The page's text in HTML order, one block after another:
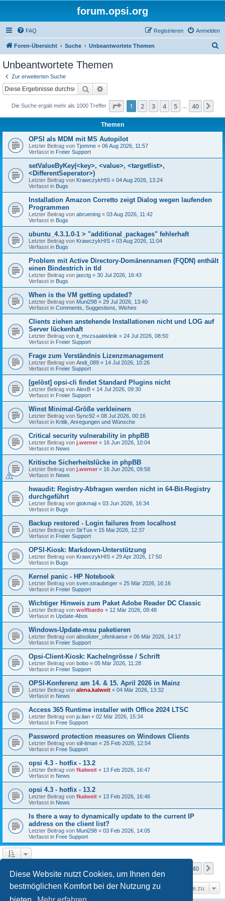
Diese Website nutzt Cookies, um Ihnen den
bestmöglichen Komfort bei der Nutzung zu
forum.opsi.org
FAQ Anmelden
Registrieren
Foren-Übersicht Suche Unbeantwortete Themen
Unbeantwortete Themen
Zur erweiterten Suche
Suche
Die Suche ergab mehr als 1000 Treffer Seite 1von 40
1 2 3 4 5 40
Themen
OPSI als MDM mit MS Autopilot
Letzter Beitrag von Tjomme « 06 Aug 2026, 11:57
Verfasst in Freier Support
setValueByKey(<key>, <value>, <targetlist>,
<DifferentSeperator>)
Letzter Beitrag von KrawczykHIS « 04 Aug 2026, 13:24
Verfasst in Bugs
Installation Amazon Corretto zeigt Dialog wegen laufenden
Programmen
Letzter Beitrag von abruening « 03 Aug 2026, 11:42
Verfasst in Bugs
ubuntu_4.3.1.0-1 > "additional_packages" fehlerhaft
Letzter Beitrag von KrawczykHIS « 03 Aug 2026, 11:04
Verfasst in Bugs
Problem mit Active Directory-Domänennamen (FQDN) enthält
einen Bindestrich in tld
Letzter Beitrag von jasctg « 30 Jul 2026, 16:43
Verfasst in Bugs
When is the VM getting updated?
Letzter Beitrag von Muni298 « 29 Jul 2026, 13:40
Verfasst in Comments, Suggestions, Wishes
Clients ziehen anstehende Installationen nicht und LOG auf
Server lückenhaft
Letzter Beitrag von it_mvzsaaleklinik « 24 Jul 2026, 08:50
Verfasst in Freier Support
Frage zum Verständnis Lizenzmanagement
Letzter Beitrag von Andi_089 « 14 Jul 2026, 10:26
Verfasst in Freier Support
[gelöst] opsi-cli findet Standard Plugins nicht
Letzter Beitrag von AlexB « 14 Jul 2026, 09:30
Verfasst in Freier Support
Winst Minimal-Größe verkleinern
Letzter Beitrag von Sync92 « 08 Jul 2026, 00:16
Verfasst in Kritik, Anregungen und Wünsche
Critical security vulnerability in phpBB
Letzter Beitrag von j.werner « 16 Jun 2026, 10:04
Verfasst in News
Kritische Sicherheitslücke in phpBB
Letzter Beitrag von j.werner « 16 Jun 2026, 09:58
Verfasst in News
hwaudit: Registry-Abfragen werden nicht in 64-Bit-Registry
durchgeführt
Letzter Beitrag von gtokmaji « 03 Jun 2026, 16:34
Verfasst in Bugs
Backup restored - Login failures from localhost
Letzter Beitrag von SirTux « 15 Mai 2026, 12:37
Verfasst in Freier Support
OPSI-Kiosk: Markdown-Unterstützung
Letzter Beitrag von KrawczykHIS « 29 Apr 2026, 17:50
Verfasst in Bugs
Kernel panic - HP Notebook
Letzter Beitrag von sven.straubinger « 25 Mär 2026, 16:16
Verfasst in Freier Support
Wichtiger Hinweis zum Paket Adobe Reader DC Classic
Letzter Beitrag von wolfbardo « 12 Mär 2026, 09:48
Verfasst in Update-Abos
Windows-Update-msu paketieren
Letzter Beitrag von absoluter_ofenkaese « 06 Mär 2026, 14:17
Verfasst in Freier Support
Opsi-Client-Kiosk: Kachelngrösse / Schrift
Letzter Beitrag von bobo « 05 Mär 2026, 11:28
Verfasst in Freier Support
OPSI-Konferenz am 14. & 15. April 2026 in Mainz
Letzter Beitrag von alena.kalweit « 04 Mär 2026, 13:32
Verfasst in News
Access 365 Runtime installer with Office 2024 LTSC
Letzter Beitrag von ju.lian « 02 Mär 2026, 15:34
Verfasst in Free Support
Password protection measures on Windows Clients
Letzter Beitrag von siil-itman « 25 Feb 2026, 12:54
Verfasst in Free Support
opsi 4.3 - hotfix - 13.2
Letzter Beitrag von fkalweit « 13 Feb 2026, 16:47
Verfasst in News
opsi 4.3 - hotfix - 13.2
Letzter Beitrag von fkalweit « 13 Feb 2026, 16:46
Verfasst in News
Is there a way to dynamically update to the current IP
address on the client list?
Letzter Beitrag von Muni298 « 03 Feb 2026, 14:05
Verfasst in Free Support
40
Gehe zu